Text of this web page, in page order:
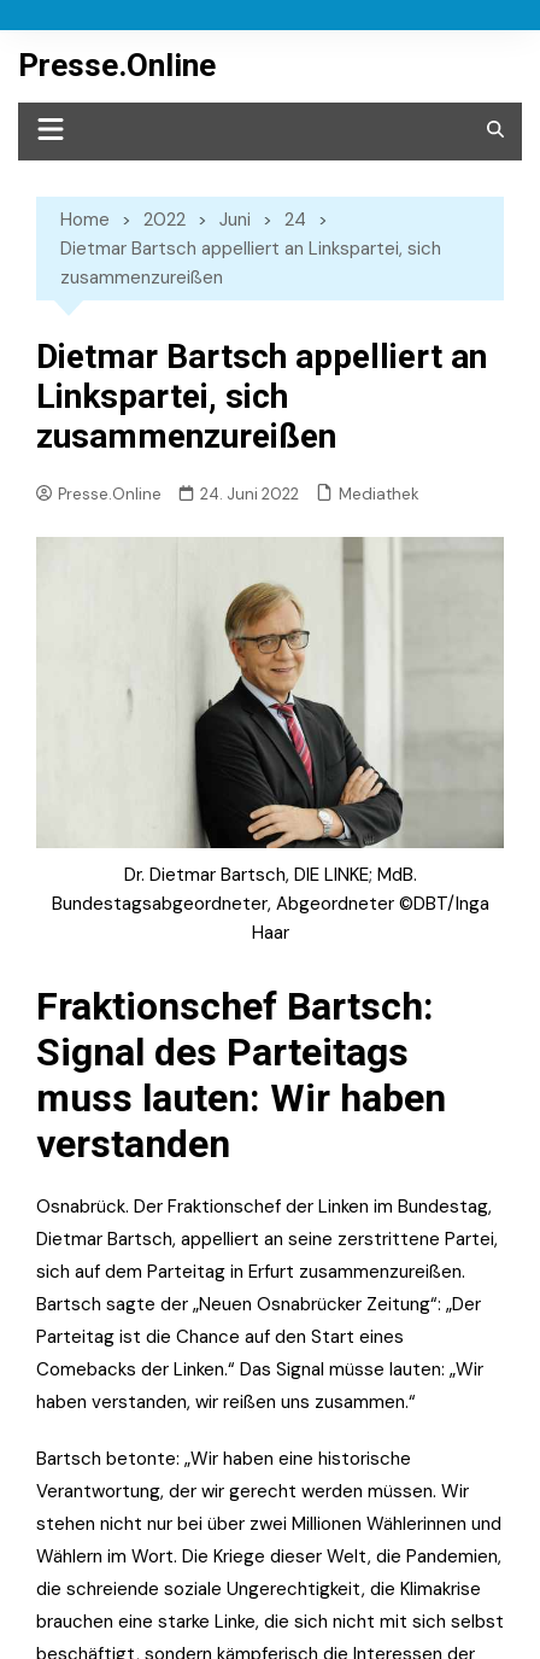
content
Presse.Online
Home 2022 Juni
24
Dietmar Bartsch appelliert an Linkspartei, sich
zusammenzureißen
Dietmar Bartsch appelliert an
Linkspartei, sich
zusammenzureißen
Presse.Online 24. Juni 2022 Mediathek
Dr. Dietmar Bartsch, DIE LINKE; MdB.
Bundestagsabgeordneter, Abgeordneter ©DBT/Inga
Haar
Fraktionschef Bartsch:
Signal des Parteitags
muss lauten: Wir haben
verstanden
Osnabrück. Der Fraktionschef der Linken im Bundestag,
Dietmar Bartsch, appelliert an seine zerstrittene Partei,
sich auf dem Parteitag in Erfurt zusammenzureißen.
Bartsch sagte der „Neuen Osnabrücker Zeitung“: „Der
Parteitag ist die Chance auf den Start eines
Comebacks der Linken.“ Das Signal müsse lauten: „Wir
haben verstanden, wir reißen uns zusammen.“
Bartsch betonte: „Wir haben eine historische
Verantwortung, der wir gerecht werden müssen. Wir
stehen nicht nur bei über zwei Millionen Wählerinnen und
Wählern im Wort. Die Kriege dieser Welt, die Pandemien,
die schreiende soziale Ungerechtigkeit, die Klimakrise
brauchen eine starke Linke, die sich nicht mit sich selbst